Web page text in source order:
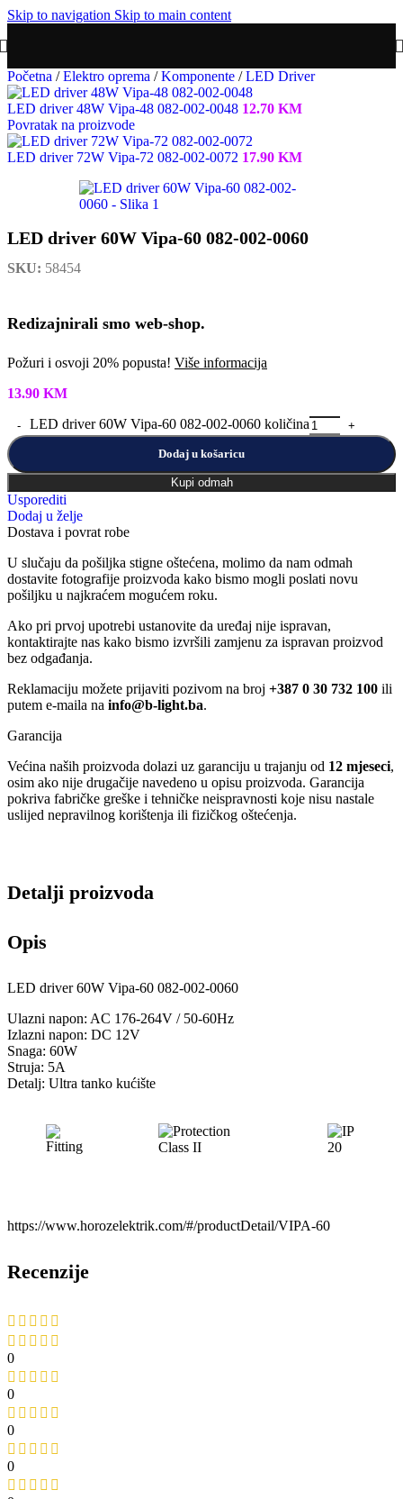
Skip to navigation Skip to main content
Početna / Elektro oprema / Komponente / LED Driver
LED driver 48W Vipa-48 082-002-0048 12.70 KM
Povratak na proizvode
LED driver 72W Vipa-72 082-002-0072 17.90 KM
LED driver 60W Vipa-60 082-002-0060
SKU: 58454
Redizajnirali smo web-shop.
Požuri i osvoji 20% popusta! Više informacija
13.90 KM
LED driver 60W Vipa-60 082-002-0060 količina
Dodaj u košaricu
Kupi odmah
Usporediti
Dodaj u želje
Dostava i povrat robe
U slučaju da pošiljka stigne oštećena, molimo da nam odmah
dostavite fotografije proizvoda kako bismo mogli poslati novu
pošiljku u najkraćem mogućem roku.
Ako pri prvoj upotrebi ustanovite da uređaj nije ispravan,
kontaktirajte nas kako bismo izvršili zamjenu za ispravan proizvod
bez odgađanja.
Reklamaciju možete prijaviti pozivom na broj +387 0 30 732 100 ili
putem e-maila na info@b-light.ba.
Garancija
Većina naših proizvoda dolazi uz garanciju u trajanju od 12 mjeseci,
osim ako nije drugačije navedeno u opisu proizvoda. Garancija
pokriva fabričke greške i tehničke neispravnosti koje nisu nastale
uslijed nepravilnog korištenja ili fizičkog oštećenja.
Detalji proizvoda
Opis
LED driver 60W Vipa-60 082-002-0060
Ulazni napon: AC 176-264V / 50-60Hz
Izlazni napon: DC 12V
Snaga: 60W
Struja: 5A
Detalj: Ultra tanko kućište
https://www.horozelektrik.com/#/productDetail/VIPA-60
Recenzije
0
0
0
0